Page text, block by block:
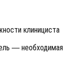
клинициста
—